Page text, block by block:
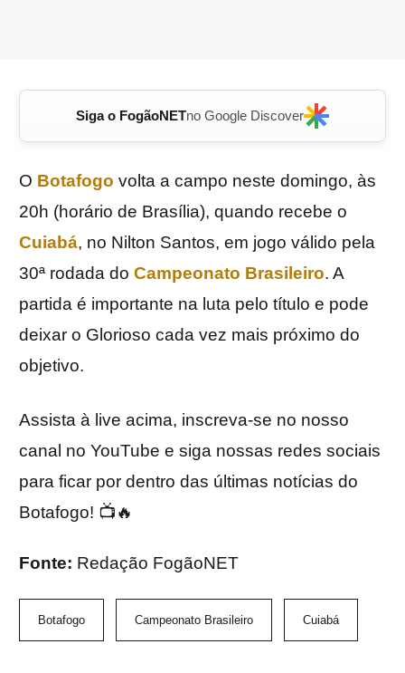
Siga o FogãoNETno Google Discover
O Botafogo volta a campo neste domingo, às
20h (horário de Brasília), quando recebe o
Cuiabá, no Nilton Santos, em jogo válido pela
30ª rodada do Campeonato Brasileiro. A
partida é importante na luta pelo título e pode
deixar o Glorioso cada vez mais próximo do
objetivo.
Assista à live acima, inscreva-se no nosso
canal no YouTube e siga nossas redes sociais
para ficar por dentro das últimas notícias do
Botafogo! 📺🔥
Fonte: Redação FogãoNET
Botafogo Campeonato Brasileiro Cuiabá